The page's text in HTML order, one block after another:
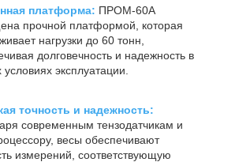
платформа: ПРОМ-60А
прочной платформой, которая
нагрузки до 60 тонн,
долговечность и надежность в
эксплуатации.
точность и надежность:
современным тензодатчикам и
весы обеспечивают
измерений, соответствующую